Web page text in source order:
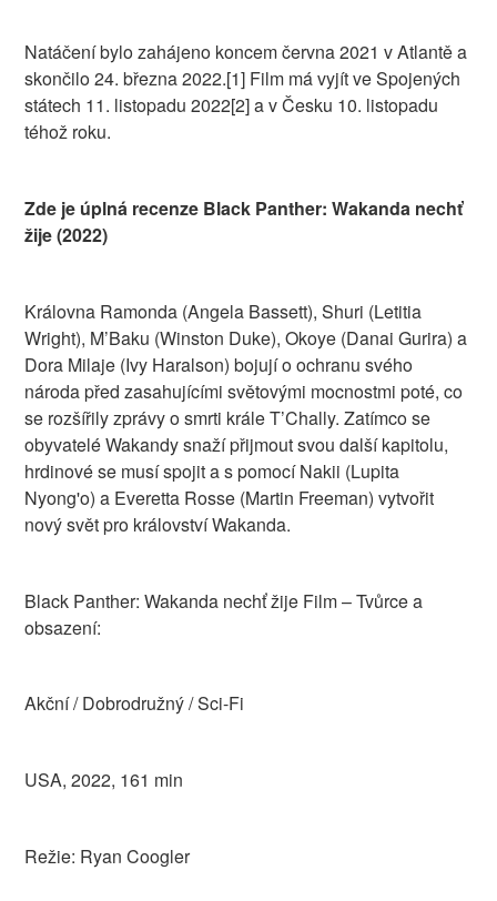
Natáčení bylo zahájeno koncem června 2021 v Atlantě a
skončilo 24. března 2022.[1] Film má vyjít ve Spojených
státech 11. listopadu 2022[2] a v Česku 10. listopadu
téhož roku.
Zde je úplná recenze Black Panther: Wakanda nechť
žije (2022)
Královna Ramonda (Angela Bassett), Shuri (Letitia
Wright), M’Baku (Winston Duke), Okoye (Danai Gurira) a
Dora Milaje (Ivy Haralson) bojují o ochranu svého
národa před zasahujícími světovými mocnostmi poté, co
se rozšířily zprávy o smrti krále T’Chally. Zatímco se
obyvatelé Wakandy snaží přijmout svou další kapitolu,
hrdinové se musí spojit a s pomocí Nakii (Lupita
Nyong'o) a Everetta Rosse (Martin Freeman) vytvořit
nový svět pro království Wakanda.
Black Panther: Wakanda nechť žije Film – Tvůrce a
obsazení:
Akční / Dobrodružný / Sci-Fi
USA, 2022, 161 min
Režie: Ryan Coogler